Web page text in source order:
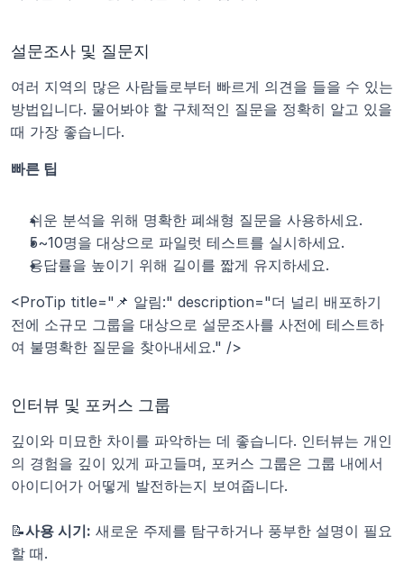
설문조사 및 질문지
여러 지역의 많은 사람들로부터 빠르게 의견을 들을 수 있는
방법입니다. 물어봐야 할 구체적인 질문을 정확히 알고 있을
때 가장 좋습니다.
빠른 팁
쉬운 분석을 위해 명확한 폐쇄형 질문을 사용하세요.
5~10명을 대상으로 파일럿 테스트를 실시하세요.
응답률을 높이기 위해 길이를 짧게 유지하세요.
<ProTip title="📌 알림:" description="더 널리 배포하기
전에 소규모 그룹을 대상으로 설문조사를 사전에 테스트하
여 불명확한 질문을 찾아내세요." />
인터뷰 및 포커스 그룹
깊이와 미묘한 차이를 파악하는 데 좋습니다. 인터뷰는 개인
의 경험을 깊이 있게 파고들며, 포커스 그룹은 그룹 내에서
아이디어가 어떻게 발전하는지 보여줍니다.
📝사용 시기: 새로운 주제를 탐구하거나 풍부한 설명이 필요
할 때.